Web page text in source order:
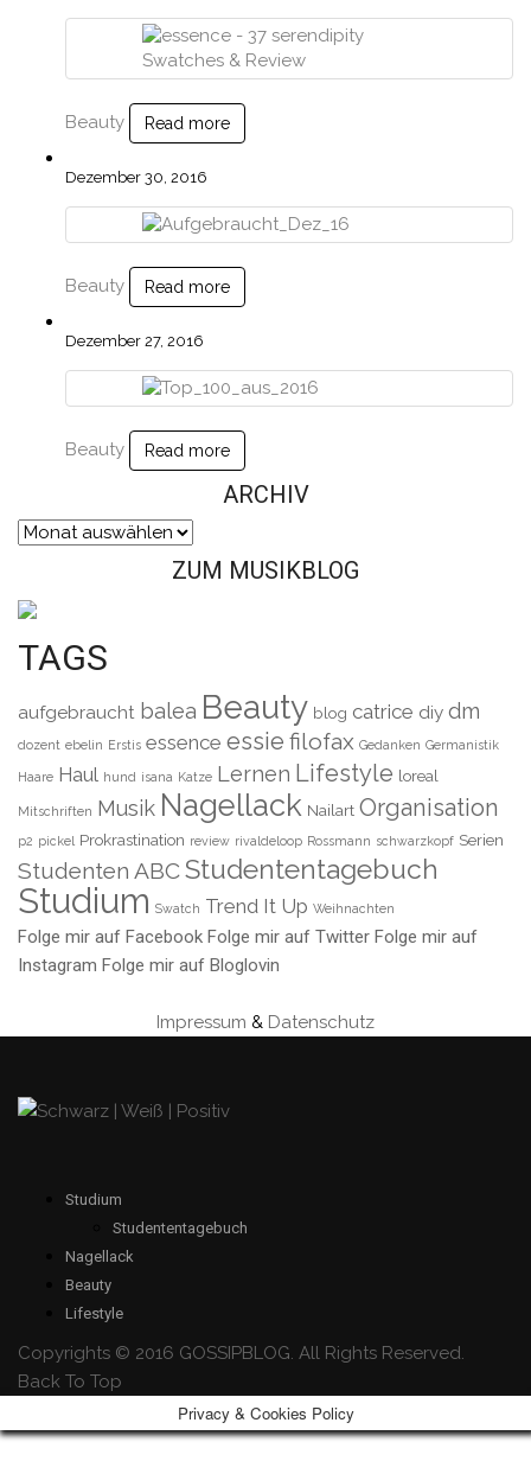
Beauty Read more
Dezember 30, 2016
Beauty Read more
Dezember 27, 2016
Beauty Read more
ARCHIV
Archiv
ZUM MUSIKBLOG
TAGS
aufgebraucht balea Beauty blog catrice diy dm
dozent ebelin Erstis essence essie filofax Gedanken Germanistik
Haare Haul hund isana Katze Lernen Lifestyle loreal
Mitschriften Musik Nagellack Nailart Organisation
p2 pickel Prokrastination review rivaldeloop Rossmann schwarzkopf Serien
Studenten ABCStudententagebuch
Studium Swatch Trend It Up Weihnachten
Folge mir auf Facebook Folge mir auf Twitter Folge mir auf
Instagram Folge mir auf Bloglovin
Impressum & Datenschutz
Studium
Studententagebuch
Nagellack
Beauty
Lifestyle
Copyrights © 2016 GOSSIPBLOG. All Rights Reserved.
Back To Top
Privacy & Cookies Policy